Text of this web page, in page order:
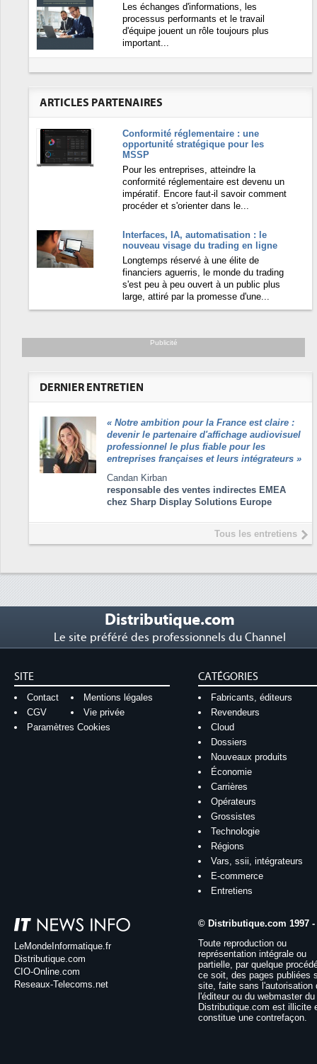
Les échanges d'informations, les
processus performants et le travail
d'équipe jouent un rôle toujours plus
important...
ARTICLES PARTENAIRES
Conformité réglementaire : une
opportunité stratégique pour les
MSSP
Pour les entreprises, atteindre la
conformité réglementaire est devenu un
impératif. Encore faut-il savoir comment
procéder et s'orienter dans le...
Interfaces, IA, automatisation : le
nouveau visage du trading en ligne
Longtemps réservé à une élite de
financiers aguerris, le monde du trading
s'est peu à peu ouvert à un public plus
large, attiré par la promesse d'une...
Publicité
DERNIER ENTRETIEN
« Notre ambition pour la France est claire :
devenir le partenaire d'affichage audiovisuel
professionnel le plus fiable pour les
entreprises françaises et leurs intégrateurs »
Candan Kirban
responsable des ventes indirectes EMEA
chez Sharp Display Solutions Europe
Tous les entretiens
Distributique.com
Le site préféré des professionnels du Channel
SITE
Contact
Mentions légales
CGV
Vie privée
Paramètres Cookies
CATÉGORIES
Fabricants, éditeurs
Revendeurs
Cloud
Dossiers
Nouveaux produits
Économie
Carrières
Opérateurs
Grossistes
Technologie
Régions
Vars, ssii, intégrateurs
E-commerce
Entretiens
LeMondeInformatique.fr
Distributique.com
CIO-Online.com
Reseaux-Telecoms.net
© Distributique.com 1997 -
Toute reproduction ou
représentation intégrale ou
partielle, par quelque
ce soit, des pages publiées
site, faite sans l'autorisation
l'éditeur ou du webmaster
Distributique.com est illicite
constitue une contrefaçon.